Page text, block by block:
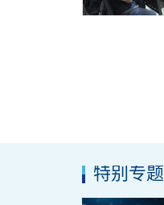
特别专题